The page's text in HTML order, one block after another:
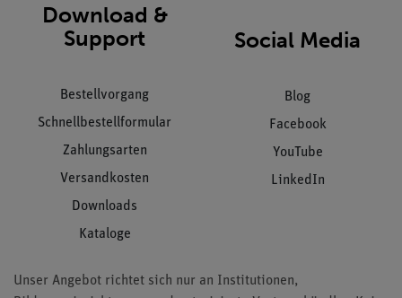
Download &
Support
Bestellvorgang
Schnellbestellformular
Zahlungsarten
Versandkosten
Downloads
Kataloge
Social Media
Blog
Facebook
YouTube
LinkedIn
Unser Angebot richtet sich nur an Institutionen,